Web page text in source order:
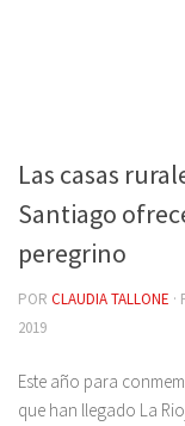
Las casas
Santiago
peregrino
POR CLAUDIA TALLONE ·
2019
Este año para
que han llegado La